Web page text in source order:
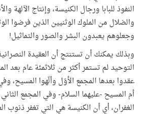
النفوذ للبابا ورجال الكنيسة، وإنتاج الآلهة
والضلال من الملوك الوثنيين الذين فرضوا
وجعلوهم يعبدون البشر والصور والتماثيل!
وبذلك يمكنك أن تستنتج أن العقيدة
التوحيد لم تستمر أكثر من ثلاثمئة عام بعد
عقدوا بعدها المجمع الأوّل وألّهوا المسيح،
أم المسيح -عليهما السلام- وفي المجمع
الغفران، أي أن الكنيسة هي التي تغفر ذنوب